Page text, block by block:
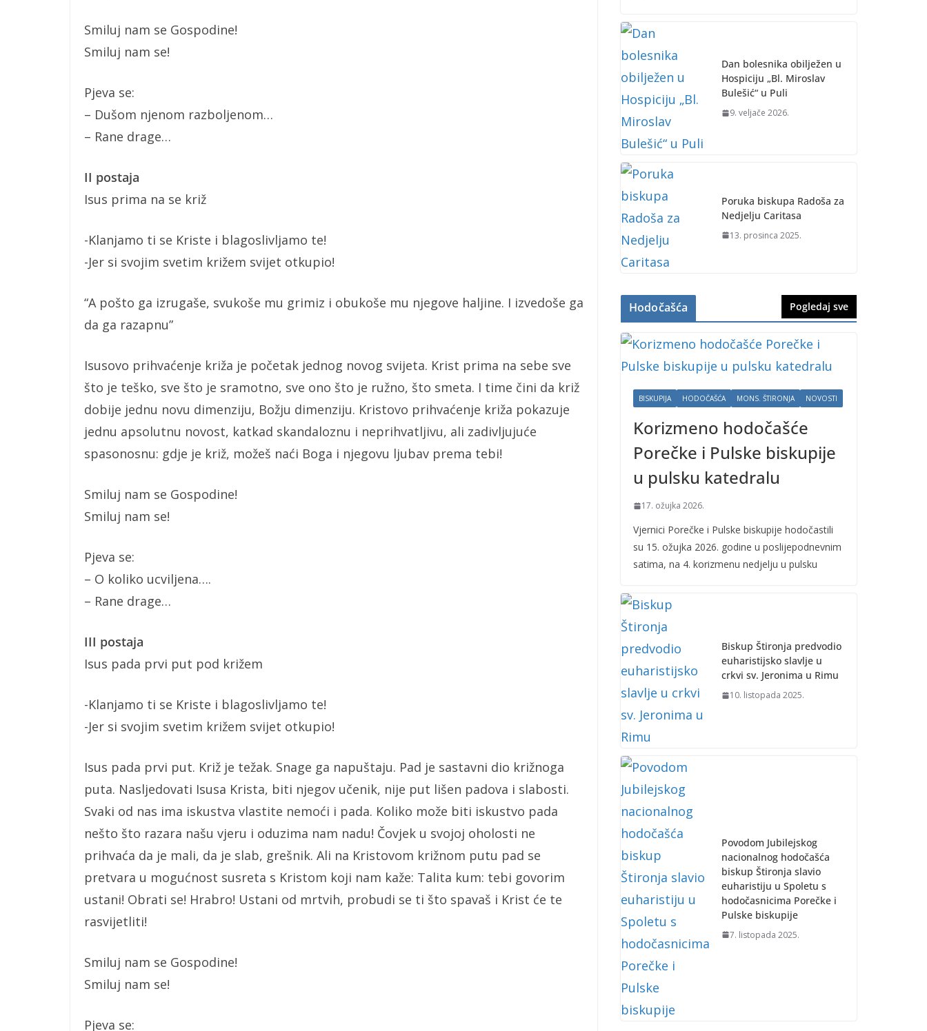
Smiluj nam se Gospodine!
Smiluj nam se!
Pjeva se:
– Dušom njenom razboljenom…
– Rane drage…
II postaja
Isus prima na se križ
-Klanjamo ti se Kriste i blagoslivljamo te!
-Jer si svojim svetim križem svijet otkupio!
“A pošto ga izrugaše, svukoše mu grimiz i obukoše mu njegove haljine. I izvedoše ga
da ga razapnu”
Isusovo prihvaćenje križa je početak jednog novog svijeta. Krist prima na sebe sve
što je teško, sve što je sramotno, sve ono što je ružno, što smeta. I time čini da križ
dobije jednu novu dimenziju, Božju dimenziju. Kristovo prihvaćenje križa pokazuje
jednu apsolutnu novost, katkad skandaloznu i neprihvatljivu, ali zadivljujuće
spasonosnu: gdje je križ, možeš naći Boga i njegovu ljubav prema tebi!
Smiluj nam se Gospodine!
Smiluj nam se!
Pjeva se:
– O koliko ucviljena….
– Rane drage…
III postaja
Isus pada prvi put pod križem
-Klanjamo ti se Kriste i blagoslivljamo te!
-Jer si svojim svetim križem svijet otkupio!
Isus pada prvi put. Križ je težak. Snage ga napuštaju. Pad je sastavni dio križnoga
puta. Nasljedovati Isusa Krista, biti njegov učenik, nije put lišen padova i slabosti.
Svaki od nas ima iskustva vlastite nemoći i pada. Koliko može biti iskustvo pada
nešto što razara našu vjeru i oduzima nam nadu! Čovjek u svojoj oholosti ne
prihvaća da je mali, da je slab, grešnik. Ali na Kristovom križnom putu pad se
pretvara u mogućnost susreta s Kristom koji nam kaže: Talita kum: tebi govorim
ustani! Obrati se! Hrabro! Ustani od mrtvih, probudi se ti što spavaš i Krist će te
rasvijetliti!
Smiluj nam se Gospodine!
Smiluj nam se!
Pjeva se:
Dan bolesnika obilježen u
Hospiciju „Bl. Miroslav
Bulešić“ u Puli
9. veljače 2026.
Poruka biskupa Radoša za
Nedjelju Caritasa
13. prosinca 2025.
Hodočašća Pogledaj sve
BISKUPIJA HODOČAŠĆA MONS. ŠTIRONJA NOVOSTI
Korizmeno hodočašće
Porečke i Pulske biskupije
u pulsku katedralu
17. ožujka 2026.
Vjernici Porečke i Pulske biskupije hodočastili
su 15. ožujka 2026. godine u poslijepodnevnim
satima, na 4. korizmenu nedjelju u pulsku
Biskup Štironja predvodio
euharistijsko slavlje u
crkvi sv. Jeronima u Rimu
10. listopada 2025.
Povodom Jubilejskog
nacionalnog hodočašća
biskup Štironja slavio
euharistiju u Spoletu s
hodočasnicima Porečke i
Pulske biskupije
7. listopada 2025.